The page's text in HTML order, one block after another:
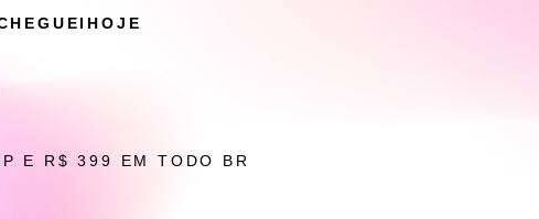
E R$ 399 EM TODO BR